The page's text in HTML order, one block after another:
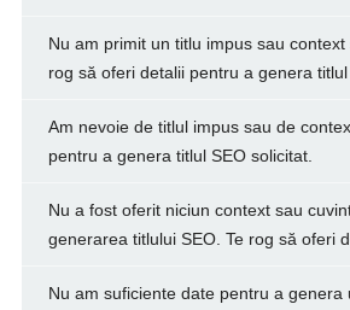
Nu am primit un titlu impus sau context
rog să oferi detalii pentru a genera titlul
Am nevoie de titlul impus sau de
pentru a genera titlul SEO solicitat.
Nu a fost oferit niciun context sau
generarea titlului SEO. Te rog să oferi
Nu am suficiente date pentru a genera